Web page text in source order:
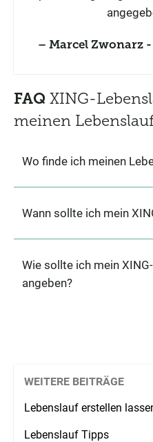
WEITERE BEITRÄGE
Lebenslauf erstellen
Lebenslauf Tipps
Marcel Zwonarz
FAQ XING-
meinen
Wo finde ich meinen
Wann sollte ich mein
Wie sollte ich mein
angeben?